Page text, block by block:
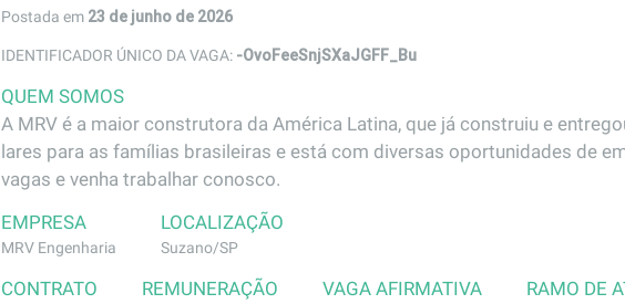
Postada em 23 de junho de 2026
IDENTIFICADOR ÚNICO DA VAGA: -OvoFeeSnjSXaJGFF_Bu
QUEM SOMOS
A MRV é a maior construtora da América Latina, que já construiu e
lares para as famílias brasileiras e está com diversas oportunidades de
vagas e venha trabalhar conosco.
EMPRESA
MRV Engenharia
LOCALIZAÇÃO
Suzano/SP
CONTRATO REMUNERAÇÃO VAGA AFIRMATIVA RAMO DE